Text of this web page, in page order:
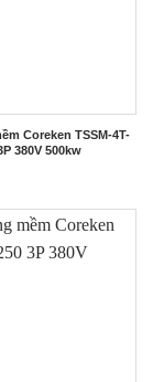
Coreken TSSM-4T-
380V 500kw